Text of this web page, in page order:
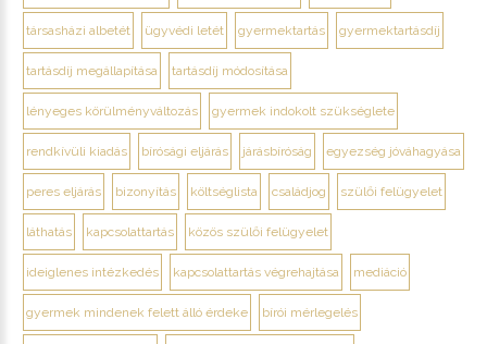
társasházi albetét ügyvédi letét gyermektartás gyermektartásdíj
tartásdíj megállapítása tartásdíj módosítása
lényeges körülményváltozás gyermek indokolt szükséglete
rendkívüli kiadás bírósági eljárás járásbíróság egyezség jóváhagyása
peres eljárás bizonyítás költséglista családjog szülői felügyelet
láthatás kapcsolattartás közös szülői felügyelet
ideiglenes intézkedés kapcsolattartás végrehajtása mediáció
gyermek mindenek felett álló érdeke bírói mérlegelés